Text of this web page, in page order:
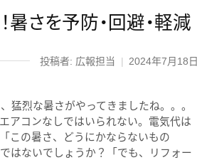
暑さを予防・回避・軽減
投稿者: 広報担当 | 2024年7月18日
猛烈な暑さがやってきましたね。。。
アコンなしではいられない。電気代は
この暑さ、どうにかならないもの
はないでしょうか？「でも、リフォー